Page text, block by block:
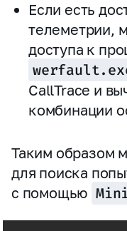
Если есть
телеметрии,
доступа к
CallTrace и
комбинации
Таким образом
для поиска
с помощью